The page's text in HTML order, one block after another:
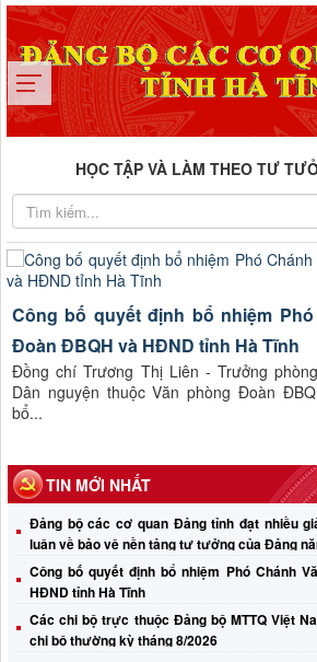
HỌC TẬP VÀ LÀM THEO TƯ
Công bố quyết định bổ nhiệm
Đoàn ĐBQH và HĐND tỉnh Hà Tĩnh
Đồng chí Trương Thị Liên - Trưởng
Dân nguyện thuộc Văn phòng Đoàn
bổ...
TIN MỚI NHẤT
Đảng bộ các cơ quan Đảng tỉnh đạt nhiều
luận về bảo vệ nền tảng tư tưởng của Đảng
Công bố quyết định bổ nhiệm Phó Chánh
HĐND tỉnh Hà Tĩnh
Các chi bộ trực thuộc Đảng bộ MTTQ Việt
chi bộ thường kỳ tháng 8/2026